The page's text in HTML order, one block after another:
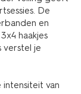
De
en
haakjes
verstel je
van